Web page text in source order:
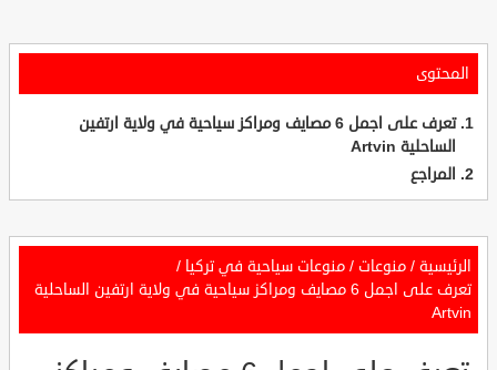
المحتوى
تعرف على اجمل 6 مصايف ومراكز سياحية في ولاية ارتفين
الساحلية Artvin
المراجع
الرئيسية / منوعات / منوعات سياحية في تركيا /
تعرف على اجمل 6 مصايف ومراكز سياحية في ولاية ارتفين الساحلية
Artvin